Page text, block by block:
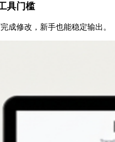
具门槛
成修改，新手也能稳定输出。